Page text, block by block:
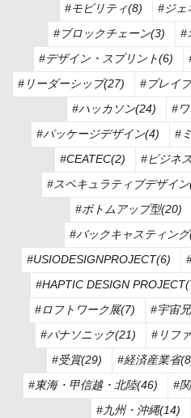
#モビリティ(8)
#ジェ
#ブロックチェーン(3)
#
#デザイン・スプリント(6)
#リーダーシップ(27)
#プレイ
#ハッカソン(24)
#
#パッケージデザイン(4)
#
#CEATEC(2)
#ビジネ
#スペキュラティブデザイ
#ボトムアップ型(20)
#バックキャスティン
#USIODESIGNPROJECT(6)
#HAPTIC DESIGN
#ロフトワーク展(7)
#宇宙
#パナソニック(21)
#リフ
#受賞(29)
#経済産業省
#東海・甲信越・北陸(46)
#
#九州・沖縄(14)